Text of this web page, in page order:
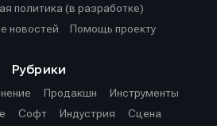
политика (в разработке)
новостей
Помощь проекту
Рубрики
Продакшн
Инструменты
Софт Индустрия Сцена